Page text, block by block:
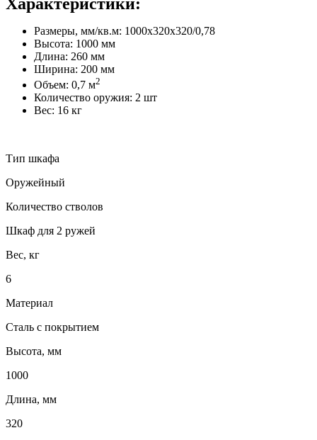
Размеры, мм/кв.м: 1000х320х320/0,78
Высота: 1000 мм
Длина: 260 мм
Ширина: 200 мм
Объем: 0,7 м2
Количество оружия: 2 шт
Вес: 16 кг
Тип шкафа
Оружейный
Количество стволов
Шкаф для 2 ружей
Вес, кг
6
Материал
Сталь с покрытием
Высота, мм
1000
Длина, мм
320